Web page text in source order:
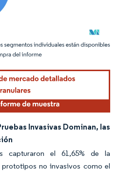
requiere atribución según CC BY 4.0.
Invasivas Dominan, las
capturaron el 61,65% de la
no invasivos como el